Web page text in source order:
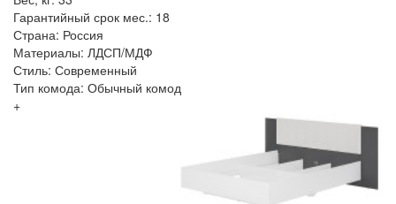
Гарантийный срок мес.: 18
Страна: Россия
Материалы: ЛДСП/МДФ
Стиль: Современный
Тип комода: Обычный комод
+